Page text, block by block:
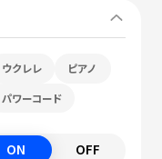
ウクレレ ピアノ
パワーコード
ON OFF